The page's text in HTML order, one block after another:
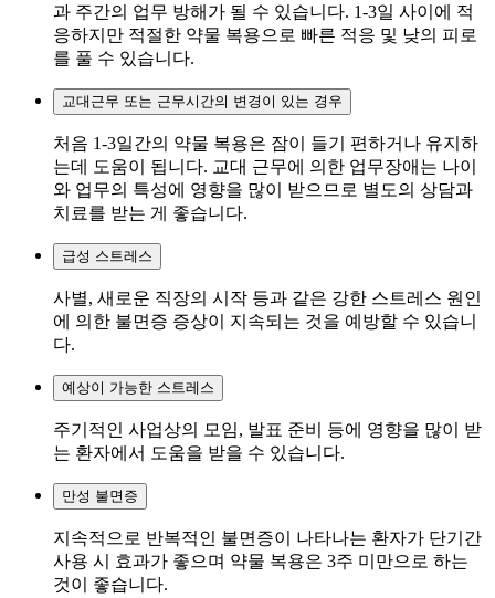
과 주간의 업무 방해가 될 수 있습니다. 1-3일 사이에 적
응하지만 적절한 약물 복용으로 빠른 적응 및 낮의 피로
를 풀 수 있습니다.
교대근무 또는 근무시간의 변경이 있는 경우
처음 1-3일간의 약물 복용은 잠이 들기 편하거나 유지하
는데 도움이 됩니다. 교대 근무에 의한 업무장애는 나이
와 업무의 특성에 영향을 많이 받으므로 별도의 상담과
치료를 받는 게 좋습니다.
급성 스트레스
사별, 새로운 직장의 시작 등과 같은 강한 스트레스 원인
에 의한 불면증 증상이 지속되는 것을 예방할 수 있습니
다.
예상이 가능한 스트레스
주기적인 사업상의 모임, 발표 준비 등에 영향을 많이 받
는 환자에서 도움을 받을 수 있습니다.
만성 불면증
지속적으로 반복적인 불면증이 나타나는 환자가 단기간
사용 시 효과가 좋으며 약물 복용은 3주 미만으로 하는
것이 좋습니다.